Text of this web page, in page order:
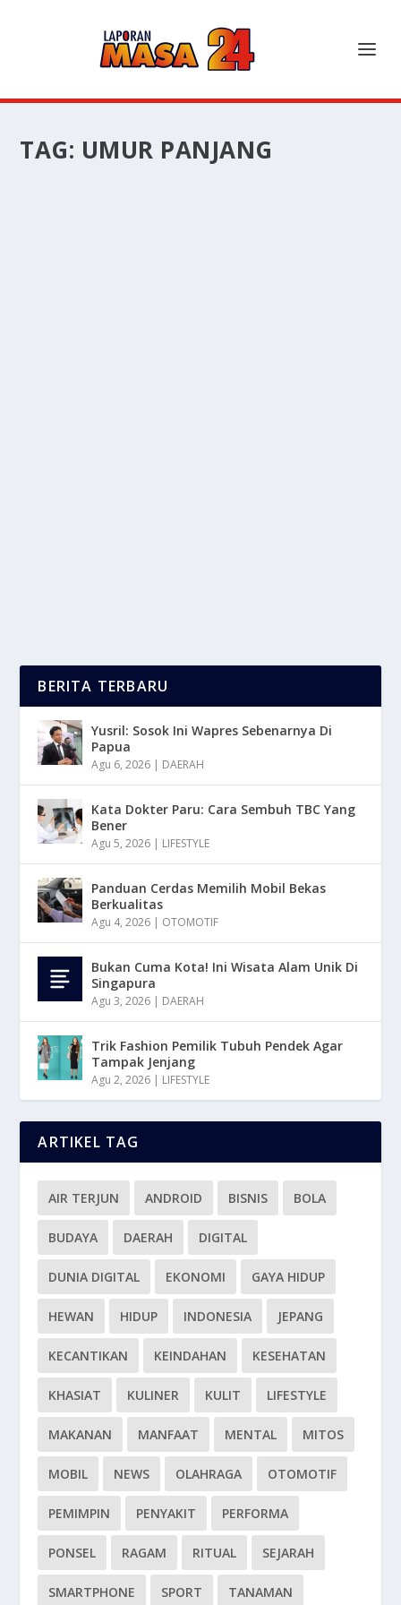
TAG: UMUR PANJANG
BERITA TERBARU
Yusril: Sosok Ini Wapres Sebenarnya Di
Papua
Agu 6, 2026 | DAERAH
Kata Dokter Paru: Cara Sembuh TBC Yang
Bener
Agu 5, 2026 | LIFESTYLE
Panduan Cerdas Memilih Mobil Bekas
Berkualitas
Agu 4, 2026 | OTOMOTIF
Bukan Cuma Kota! Ini Wisata Alam Unik Di
Singapura
Agu 3, 2026 | DAERAH
Trik Fashion Pemilik Tubuh Pendek Agar
Tampak Jenjang
Agu 2, 2026 | LIFESTYLE
ARTIKEL TAG
AIR TERJUN ANDROID BISNIS BOLA
BUDAYA DAERAH DIGITAL
DUNIA DIGITAL EKONOMI GAYA HIDUP
HEWAN HIDUP INDONESIA JEPANG
KECANTIKAN KEINDAHAN KESEHATAN
KHASIAT KULINER KULIT LIFESTYLE
MAKANAN MANFAAT MENTAL MITOS
MOBIL NEWS OLAHRAGA OTOMOTIF
PEMIMPIN PENYAKIT PERFORMA
PONSEL RAGAM RITUAL SEJARAH
SMARTPHONE SPORT TANAMAN